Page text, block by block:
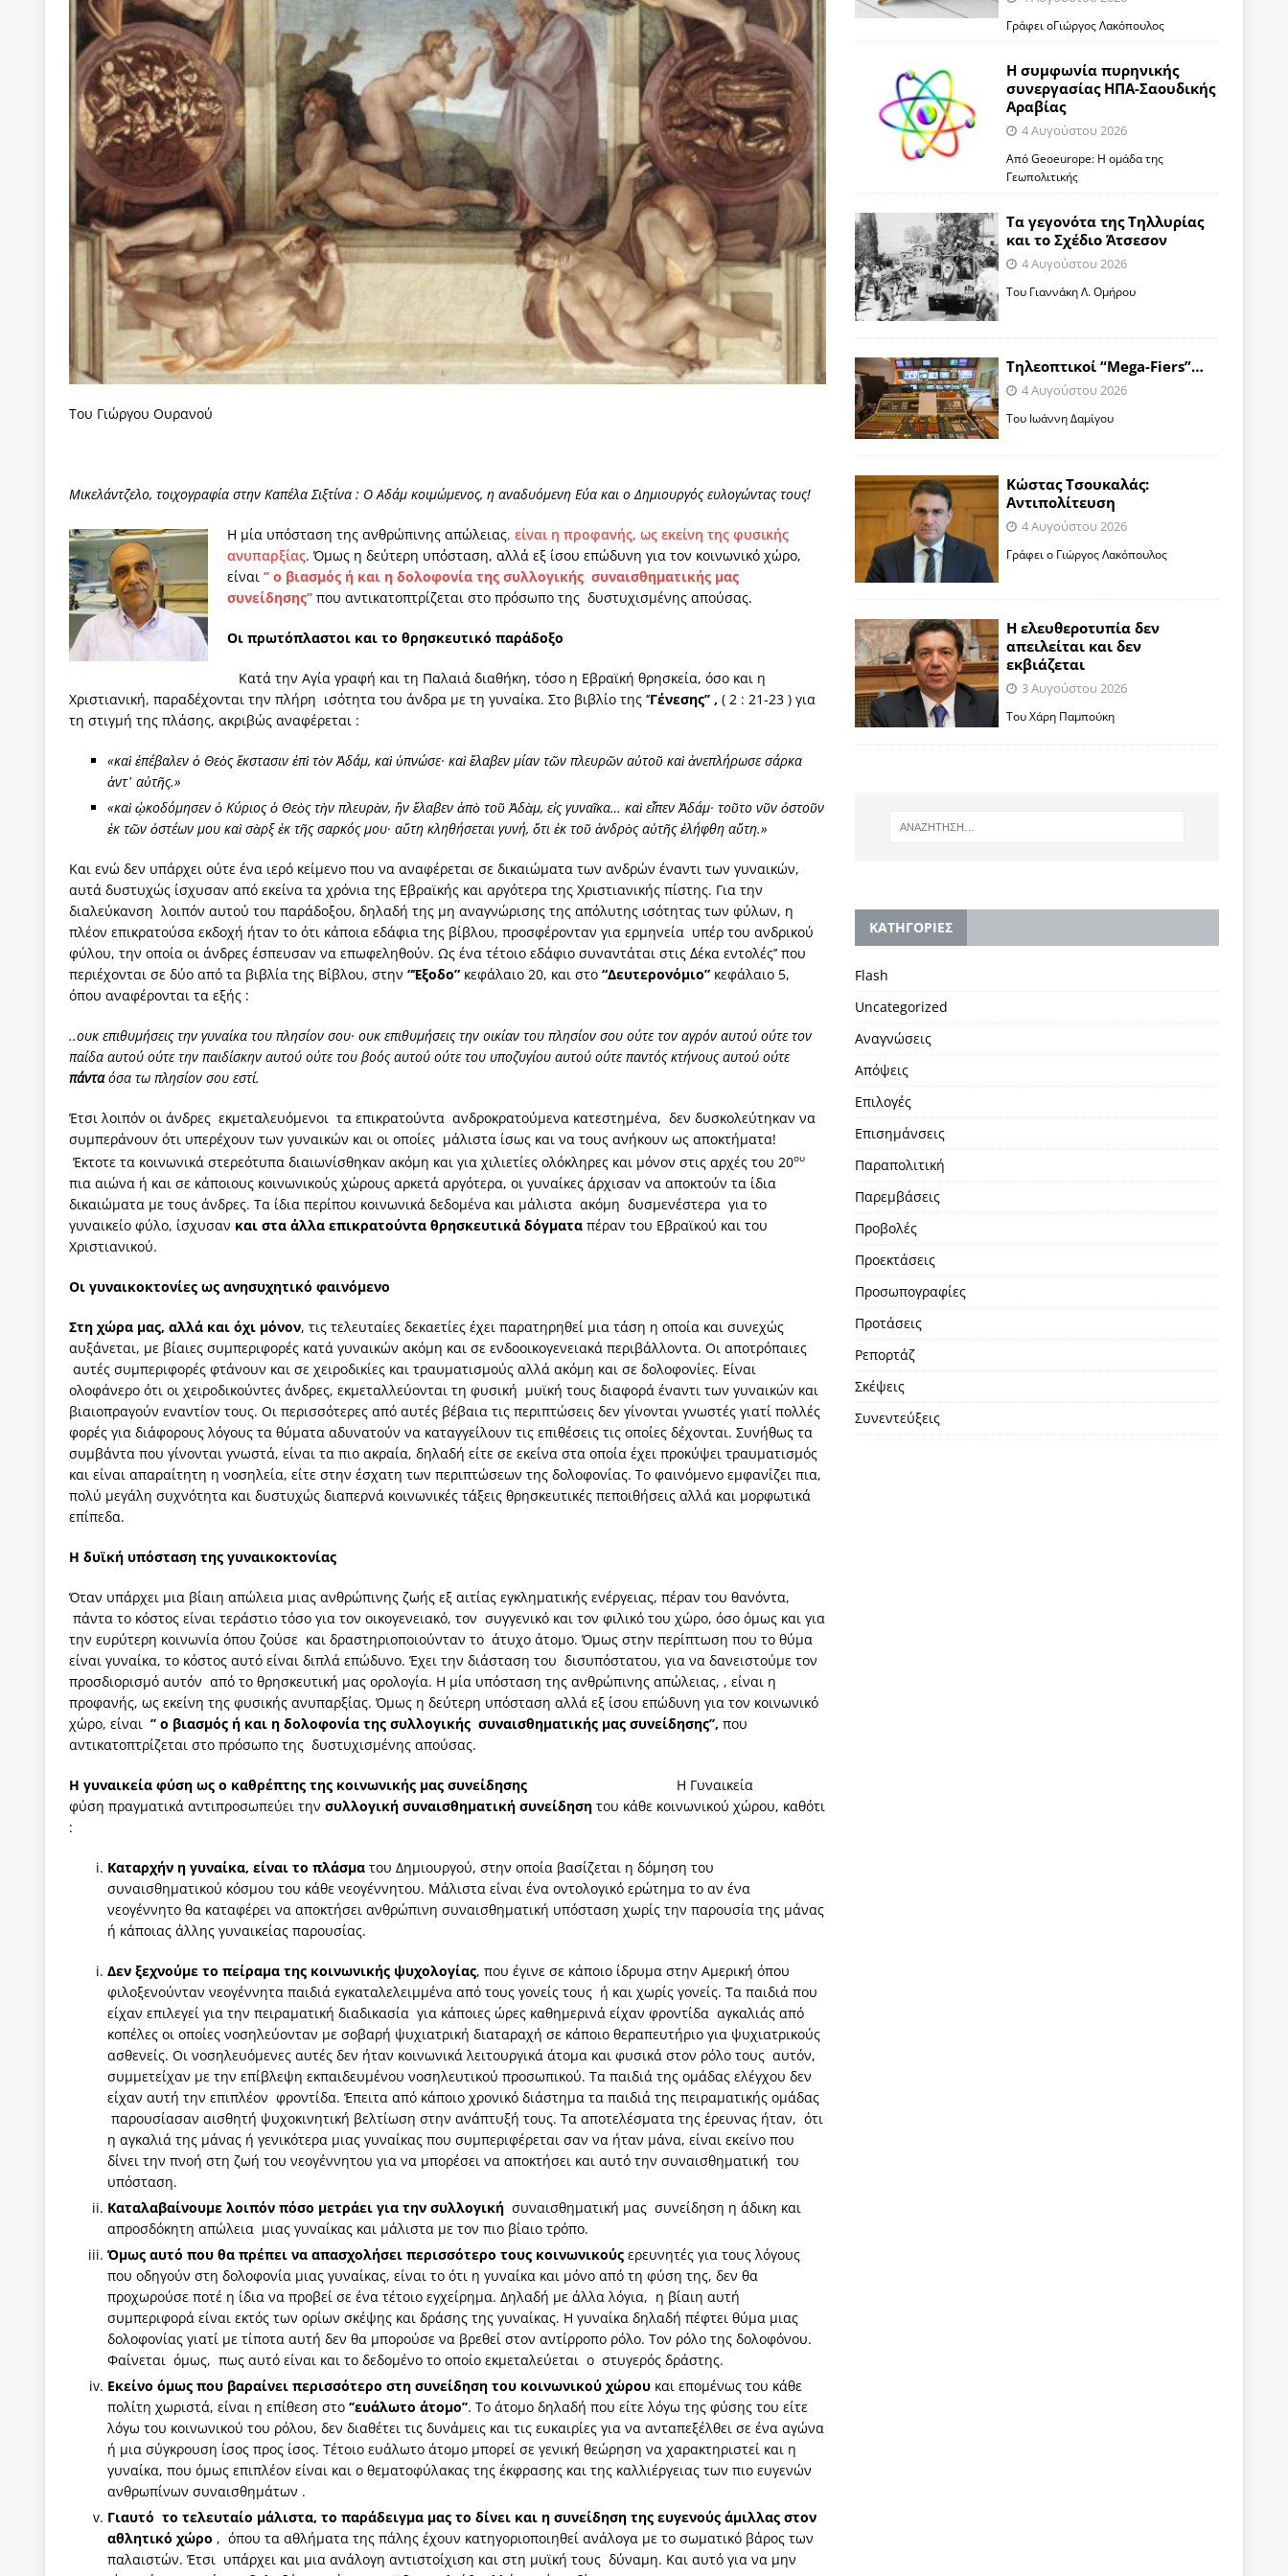
[ 3 Αυγούστου 2026 ]
Γιατί λιγοστεύουν «τα χρόνια της αθωότητας;» Το «αίνιγμα»και η «λύση» του μέσα από τον
εμβληματικό «Πολίτη Κέιν»
ΠΑΡΕΜΒΑΣΕΙΣ
[ 3 Αυγούστου 2026 ]
Το Νομικό DNA του Υπερταμείου και οι Ρήτρες του ESM
ΑΠΟΨΕΙΣ
[ 3 Αυγούστου 2026 ]
Το γάλλιο και η γεωπολιτική ισχύς για την Ελλάδα
ΑΠΟΨΕΙΣ
[ 3 Αυγούστου 2026 ]
«Εδοξάσθη κρυπτομένη και εγελοιοποιήθη εμφανιζόμενη»: Το άδοξο βήμα της Μ. Καρυστιανού
ΠΑΡΕΜΒΑΣΕΙΣ
[ 3 Αυγούστου 2026 ]
Να σπάσουμε τους δήμους ή τον υπερσυγκεντρωτισμό;
ΠΑΡΕΜΒΑΣΕΙΣ
[ 2 Αυγούστου 2026 ] Σκορδαλιά χωρίς σκόρδο: Η αυτοεκπλήρωση του Τσίπρα ΑΝΑΓΝΩΣΕΙΣ
Του Γιώργου Ουρανού
Μικελάντζελο, τοιχογραφία στην Καπέλα Σιξτίνα : Ο Αδάμ κοιμώμενος, η αναδυόμενη Εύα και ο Δημιουργός ευλογώντας τους!
Η μία υπόσταση της ανθρώπινης απώλειας, είναι η προφανής, ως εκείνη της φυσικής
ανυπαρξίας. Όμως η δεύτερη υπόσταση, αλλά εξ ίσου επώδυνη για τον κοινωνικό χώρο,
είναι ’’ ο βιασμός ή και η δολοφονία της συλλογικής συναισθηματικής μας
συνείδησης’’ που αντικατοπτρίζεται στο πρόσωπο της δυστυχισμένης απούσας.
Οι πρωτόπλαστοι και το θρησκευτικό παράδοξο
Κατά την Αγία γραφή και τη Παλαιά διαθήκη, τόσο η Εβραϊκή θρησκεία, όσο και η
Χριστιανική, παραδέχονται την πλήρη ισότητα του άνδρα με τη γυναίκα. Στο βιβλίο της ‘’Γένεσης’’ , ( 2 : 21-23 ) για
τη στιγμή της πλάσης, ακριβώς αναφέρεται :
«καὶ ἐπέβαλεν ὁ Θεὸς ἔκστασιν ἐπὶ τὸν Ἀδάμ, καὶ ὑπνώσε· καὶ ἔλαβεν μίαν τῶν πλευρῶν αὐτοῦ καὶ ἀνεπλήρωσε σάρκα
ἀντ᾿ αὐτῆς.»
«καὶ ᾠκοδόμησεν ὁ Κύριος ὁ Θεὸς τὴν πλευρὰν, ἣν ἔλαβεν ἀπὸ τοῦ Ἀδὰμ, εἰς γυναῖκα… καὶ εἶπεν Ἀδάμ· τοῦτο νῦν ὀστοῦν
ἐκ τῶν ὀστέων μου καὶ σὰρξ ἐκ τῆς σαρκός μου· αὕτη κληθήσεται γυνή, ὅτι ἐκ τοῦ ἀνδρὸς αὐτῆς ἐλήφθη αὕτη.»
Και ενώ δεν υπάρχει ούτε ένα ιερό κείμενο που να αναφέρεται σε δικαιώματα των ανδρών έναντι των γυναικών,
αυτά δυστυχώς ίσχυσαν από εκείνα τα χρόνια της Εβραϊκής και αργότερα της Χριστιανικής πίστης. Για την
διαλεύκανση λοιπόν αυτού του παράδοξου, δηλαδή της μη αναγνώρισης της απόλυτης ισότητας των φύλων, η
πλέον επικρατούσα εκδοχή ήταν το ότι κάποια εδάφια της βίβλου, προσφέρονταν για ερμηνεία υπέρ του ανδρικού
φύλου, την οποία οι άνδρες έσπευσαν να επωφεληθούν. Ως ένα τέτοιο εδάφιο συναντάται στις ΄΄Δέκα εντολές’’ που
περιέχονται σε δύο από τα βιβλία της Βίβλου, στην “Έξοδο” κεφάλαιο 20, και στο “Δευτερονόμιο” κεφάλαιο 5,
όπου αναφέρονται τα εξής :
..ουκ επιθυμήσεις την γυναίκα του πλησίον σου· ουκ επιθυμήσεις την οικίαν του πλησίον σου ούτε τον αγρόν αυτού ούτε τον
παίδα αυτού ούτε την παιδίσκην αυτού ούτε του βοός αυτού ούτε του υποζυγίου αυτού ούτε παντός κτήνους αυτού ούτε
πάνταόσα τω πλησίον σου εστί.
Έτσι λοιπόν οι άνδρες εκμεταλευόμενοι τα επικρατούντα ανδροκρατούμενα κατεστημένα, δεν δυσκολεύτηκαν να
συμπεράνουν ότι υπερέχουν των γυναικών και οι οποίες μάλιστα ίσως και να τους ανήκουν ως αποκτήματα!
Έκτοτε τα κοινωνικά στερεότυπα διαιωνίσθηκαν ακόμη και για χιλιετίες ολόκληρες και μόνον στις αρχές του 20ου
πια αιώνα ή και σε κάποιους κοινωνικούς χώρους αρκετά αργότερα, οι γυναίκες άρχισαν να αποκτούν τα ίδια
δικαιώματα με τους άνδρες. Τα ίδια περίπου κοινωνικά δεδομένα και μάλιστα ακόμη δυσμενέστερα για το
γυναικείο φύλο, ίσχυσαν και στα άλλα επικρατούντα θρησκευτικά δόγματα πέραν του Εβραϊκού και του
Χριστιανικού.
Οι γυναικοκτονίες ως ανησυχητικό φαινόμενο
Στη χώρα μας, αλλά και όχι μόνον, τις τελευταίες δεκαετίες έχει παρατηρηθεί μια τάση η οποία και συνεχώς
αυξάνεται, με βίαιες συμπεριφορές κατά γυναικών ακόμη και σε ενδοοικογενειακά περιβάλλοντα. Οι αποτρόπαιες
αυτές συμπεριφορές φτάνουν και σε χειροδικίες και τραυματισμούς αλλά ακόμη και σε δολοφονίες. Είναι
ολοφάνερο ότι οι χειροδικούντες άνδρες, εκμεταλλεύονται τη φυσική μυϊκή τους διαφορά έναντι των γυναικών και
βιαιοπραγούν εναντίον τους. Οι περισσότερες από αυτές βέβαια τις περιπτώσεις δεν γίνονται γνωστές γιατί πολλές
φορές για διάφορους λόγους τα θύματα αδυνατούν να καταγγείλουν τις επιθέσεις τις οποίες δέχονται. Συνήθως τα
συμβάντα που γίνονται γνωστά, είναι τα πιο ακραία, δηλαδή είτε σε εκείνα στα οποία έχει προκύψει τραυματισμός
και είναι απαραίτητη η νοσηλεία, είτε στην έσχατη των περιπτώσεων της δολοφονίας. Το φαινόμενο εμφανίζει πια,
πολύ μεγάλη συχνότητα και δυστυχώς διαπερνά κοινωνικές τάξεις θρησκευτικές πεποιθήσεις αλλά και μορφωτικά
επίπεδα.
Η δυϊκή υπόσταση της γυναικοκτονίας
Όταν υπάρχει μια βίαιη απώλεια μιας ανθρώπινης ζωής εξ αιτίας εγκληματικής ενέργειας, πέραν του θανόντα,
πάντα το κόστος είναι τεράστιο τόσο για τον οικογενειακό, τον συγγενικό και τον φιλικό του χώρο, όσο όμως και για
την ευρύτερη κοινωνία όπου ζούσε και δραστηριοποιούνταν το άτυχο άτομο. Όμως στην περίπτωση που το θύμα
είναι γυναίκα, το κόστος αυτό είναι διπλά επώδυνο. Έχει την διάσταση του δισυπόστατου, για να δανειστούμε τον
προσδιορισμό αυτόν από το θρησκευτική μας ορολογία. Η μία υπόσταση της ανθρώπινης απώλειας, , είναι η
προφανής, ως εκείνη της φυσικής ανυπαρξίας. Όμως η δεύτερη υπόσταση αλλά εξ ίσου επώδυνη για τον κοινωνικό
χώρο, είναι ’’ ο βιασμός ή και η δολοφονία της συλλογικής συναισθηματικής μας συνείδησης’’, που
αντικατοπτρίζεται στο πρόσωπο της δυστυχισμένης απούσας.
Η γυναικεία φύση ως ο καθρέπτης της κοινωνικής μας συνείδησης Η Γυναικεία
φύση πραγματικά αντιπροσωπεύει την συλλογική συναισθηματική συνείδηση του κάθε κοινωνικού χώρου, καθότι
:
Καταρχήν η γυναίκα, είναι το πλάσμα του Δημιουργού, στην οποία βασίζεται η δόμηση του
συναισθηματικού κόσμου του κάθε νεογέννητου. Μάλιστα είναι ένα οντολογικό ερώτημα το αν ένα
νεογέννητο θα καταφέρει να αποκτήσει ανθρώπινη συναισθηματική υπόσταση χωρίς την παρουσία της μάνας
ή κάποιας άλλης γυναικείας παρουσίας.
Δεν ξεχνούμε το πείραμα της κοινωνικής ψυχολογίας, που έγινε σε κάποιο ίδρυμα στην Αμερική όπου
φιλοξενούνταν νεογέννητα παιδιά εγκαταλελειμμένα από τους γονείς τους ή και χωρίς γονείς. Τα παιδιά που
είχαν επιλεγεί για την πειραματική διαδικασία για κάποιες ώρες καθημερινά είχαν φροντίδα αγκαλιάς από
κοπέλες οι οποίες νοσηλεύονταν με σοβαρή ψυχιατρική διαταραχή σε κάποιο θεραπευτήριο για ψυχιατρικούς
ασθενείς. Οι νοσηλευόμενες αυτές δεν ήταν κοινωνικά λειτουργικά άτομα και φυσικά στον ρόλο τους αυτόν,
συμμετείχαν με την επίβλεψη εκπαιδευμένου νοσηλευτικού προσωπικού. Τα παιδιά της ομάδας ελέγχου δεν
είχαν αυτή την επιπλέον φροντίδα. Έπειτα από κάποιο χρονικό διάστημα τα παιδιά της πειραματικής ομάδας
παρουσίασαν αισθητή ψυχοκινητική βελτίωση στην ανάπτυξή τους. Τα αποτελέσματα της έρευνας ήταν, ότι
η αγκαλιά της μάνας ή γενικότερα μιας γυναίκας που συμπεριφέρεται σαν να ήταν μάνα, είναι εκείνο που
δίνει την πνοή στη ζωή του νεογέννητου για να μπορέσει να αποκτήσει και αυτό την συναισθηματική του
υπόσταση.
Καταλαβαίνουμε λοιπόν πόσο μετράει για την συλλογική συναισθηματική μας συνείδηση η άδικη και
απροσδόκητη απώλεια μιας γυναίκας και μάλιστα με τον πιο βίαιο τρόπο.
Όμως αυτό που θα πρέπει να απασχολήσει περισσότερο τους κοινωνικούς ερευνητές για τους λόγους
που οδηγούν στη δολοφονία μιας γυναίκας, είναι το ότι η γυναίκα και μόνο από τη φύση της, δεν θα
προχωρούσε ποτέ η ίδια να προβεί σε ένα τέτοιο εγχείρημα. Δηλαδή με άλλα λόγια, η βίαιη αυτή
συμπεριφορά είναι εκτός των ορίων σκέψης και δράσης της γυναίκας. Η γυναίκα δηλαδή πέφτει θύμα μιας
δολοφονίας γιατί με τίποτα αυτή δεν θα μπορούσε να βρεθεί στον αντίρροπο ρόλο. Τον ρόλο της δολοφόνου.
Φαίνεται όμως, πως αυτό είναι και το δεδομένο το οποίο εκμεταλεύεται ο στυγερός δράστης.
Εκείνο όμως που βαραίνει περισσότερο στη συνείδηση του κοινωνικού χώρου και επομένως του κάθε
πολίτη χωριστά, είναι η επίθεση στο ‘’ευάλωτο άτομο’’. Το άτομο δηλαδή που είτε λόγω της φύσης του είτε
λόγω του κοινωνικού του ρόλου, δεν διαθέτει τις δυνάμεις και τις ευκαιρίες για να ανταπεξέλθει σε ένα αγώνα
ή μια σύγκρουση ίσος προς ίσος. Τέτοιο ευάλωτο άτομο μπορεί σε γενική θεώρηση να χαρακτηριστεί και η
γυναίκα, που όμως επιπλέον είναι και ο θεματοφύλακας της έκφρασης και της καλλιέργειας των πιο ευγενών
ανθρωπίνων συναισθημάτων .
Γιαυτό το τελευταίο μάλιστα, το παράδειγμα μας το δίνει και η συνείδηση της ευγενούς άμιλλας στον
αθλητικό χώρο , όπου τα αθλήματα της πάλης έχουν κατηγοριοποιηθεί ανάλογα με το σωματικό βάρος των
παλαιστών. Έτσι υπάρχει και μια ανάλογη αντιστοίχιση και στη μυϊκή τους δύναμη. Και αυτό για να μην
Γράφει οΓιώργος Λακόπουλος
Η συμφωνία πυρηνικής
συνεργασίας ΗΠΑ-Σαουδικής
Αραβίας
4 Αυγούστου 2026
Από Geoeurope: H ομάδα της
Γεωπολιτικής
Τα γεγονότα της Τηλλυρίας
και το Σχέδιο Άτσεσον
4 Αυγούστου 2026
Toυ Γιαννάκη Λ. Ομήρου
Tηλεοπτικοί “Mega-Fiers”…
4 Αυγούστου 2026
Toυ Ιωάννη Δαμίγου
Κώστας Τσουκαλάς:
Αντιπολίτευση
4 Αυγούστου 2026
Γράφει ο Γιώργος Λακόπουλος
Η ελευθεροτυπία δεν
απειλείται και δεν
εκβιάζεται
3 Αυγούστου 2026
Του Χάρη Παμπούκη
KΑΤΗΓΟΡΙΕΣ
Flash
Uncategorized
Αναγνώσεις
Απόψεις
Επιλογές
Επισημάνσεις
Παραπολιτική
Παρεμβάσεις
Προβολές
Προεκτάσεις
Προσωπογραφίες
Προτάσεις
Ρεπορτάζ
Σκέψεις
Συνεντεύξεις